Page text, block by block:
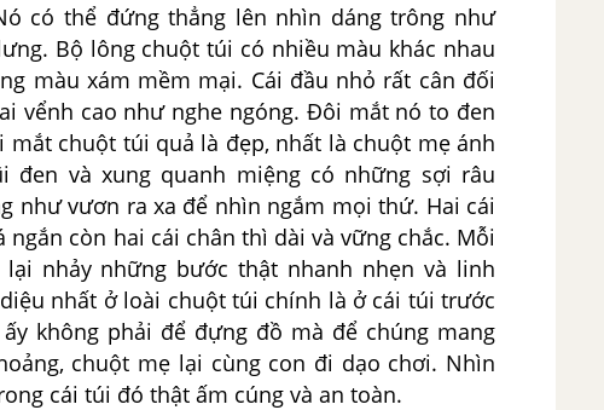
có thể đứng thẳng lên nhìn dáng trông như
Bộ lông chuột túi có nhiều màu khác nhau
màu xám mềm mại. Cái đầu nhỏ rất cân đối
vểnh cao như nghe ngóng. Đôi mắt nó to đen
chuột túi quả là đẹp, nhất là chuột mẹ ánh
đen và xung quanh miệng có những sợi râu
như vươn ra xa để nhìn ngắm mọi thứ. Hai cái
còn hai cái chân thì dài và vững chắc. Mỗi
nhảy những bước thật nhanh nhẹn và linh
nhất ở loài chuột túi chính là ở cái túi trước
không phải để đựng đồ mà để chúng mang
chuột mẹ lại cùng con đi dạo chơi. Nhìn
cái túi đó thật ấm cúng và an toàn.